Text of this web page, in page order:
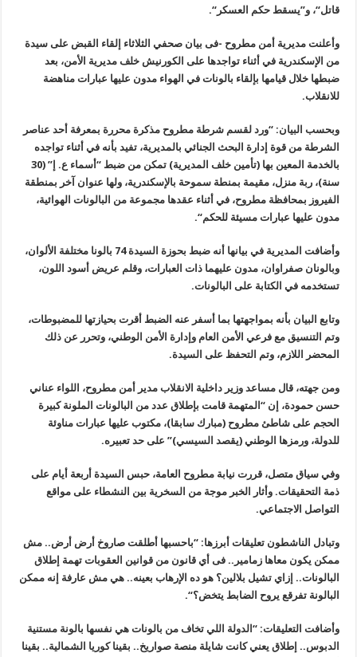
قاتل“، و”يسقط حكم العسكر“.
وأعلنت مديرية أمن مطروح -فى بيان صحفي الثلاثاء إلقاء القبض على سيدة
من الإسكندرية في أثناء تواجدها على الكورنيش خلف مديرية الأمن، بعد
ضبطها خلال قيامها بإلقاء بالونات في الهواء مدون عليها عبارات مناهضة
للانقلاب.
وبحسب البيان: “ورد لقسم شرطة مطروح مذكرة محررة بمعرفة أحد عناصر
الشرطة من قوة إدارة البحث الجنائي بالمديرية، تفيد بأنه في أثناء تواجده
بالخدمة المعين بها (تأمين خلف المديرية) تمكن من ضبط “أسماء ع. إ” (30
سنة)، ربة منزل، مقيمة بمنطة سموحة بالإسكندرية، ولها عنوان آخر بمنطقة
الفيروز بمحافظة مطروح، في أثناء عقدها مجموعة من البالونات الهوائية،
مدون عليها عبارات مسيئة للحكم“.
وأضافت المديرية في بيانها أنه ضبط بحوزة السيدة 74 بالونا مختلفة الألوان،
وبالونان صفراوان، مدون عليهما ذات العبارات، وقلم عريض أسود اللون،
تستخدمه في الكتابة على البالونات.
وتابع البيان بأنه بمواجهتها بما أسفر عنه الضبط أقرت بحيازتها للمضبوطات،
وتم التنسيق مع فرعي الأمن العام وإدارة الأمن الوطني، وتحرر عن ذلك
المحضر اللازم، وتم التحفظ على السيدة.
ومن جهته، قال مساعد وزير داخلية الانقلاب مدير أمن مطروح، اللواء عناني
حسن حمودة، إن “المتهمة قامت بإطلاق عدد من البالونات الملونة كبيرة
الحجم على شاطئ مطروح (مبارك سابقا)، مكتوب عليها عبارات مناوئة
للدولة، ورمزها الوطني (يقصد السيسي)” على حد تعبيره.
وفي سياق متصل، قررت نيابة مطروح العامة، حبس السيدة أربعة أيام على
ذمة التحقيقات. وأثار الخبر موجة من السخرية بين النشطاء على مواقع
التواصل الاجتماعي.
وتبادل الناشطون تعليقات أبرزها: “باحسبها أطلقت صاروخ أرض أرض.. مش
ممكن يكون معاها زمامير.. فى أي قانون من قوانين العقوبات تهمة إطلاق
البالونات.. إزاي تشيل بلالين؟ هو ده الإرهاب بعينه.. هي مش عارفة إنه ممكن
البالونة تفرقع يروح الضابط يتخض؟“.
وأضافت التعليقات: “الدولة اللي تخاف من بالونات هي نفسها بالونة مستنية
الدبوس.. إطلاق يعني كانت شايلة منصة صواريخ.. بقينا كوريا الشمالية.. بقينا